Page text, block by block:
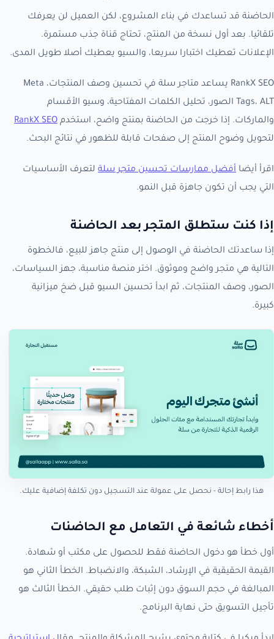
الحاضنة قد تساعدك في بناء المشروع، لكن العميل لن يعرفك
تلقائيا. بعد أول نسخة من المنتج، تحتاج قناة جذب مستمرة.
الإعلانات تعطيك اختبارا سريعا، والسيو يعطيك أصلا طويل المدى.
RankX SEO يساعد متاجر سلة في تحسين وصف المنتجات، Meta
Tags، ALT الصور، تحليل الكلمات المفتاحية، وسيو الأقسام
والماركات. إذا خرجت من الحاضنة بمنتج واضح، استخدم RankX SEO
لتحويل وضوح المنتج إلى صفحات قابلة للظهور في نتائج البحث.
اقرأ أيضا أفضل ممارسات تحسين متجر سلة لتعرف الأساسيات
التي يجب أن تكون جاهزة قبل النمو.
إذا كنت ستطلق المتجر بعد الحاضنة
إذا ساعدتك الحاضنة في الوصول إلى منتج جاهز للبيع، فالخطوة
التالية هي متجر واضح وموثوق. اختر منصة مناسبة، جهز السياسات،
الصور، وصف المنتجات، ثم ابدأ تحسين السيو قبل ضخ ميزانية
كبيرة.
هذا رابط إحالة - نحصل على عمولة عند التسجيل دون تكلفة إضافية عليك.
أخطاء شائعة في التعامل مع الحاضنات
أول خطأ هو دخول الحاضنة فقط للحصول على مكتب أو شهادة.
القيمة الحقيقية في الإرشاد، الشبكة، والانضباط. الخطأ الثاني هو
المبالغة في حجم السوق دون إثبات طلب حقيقي. الخطأ الثالث هو
تأجيل التسويق حتى نهاية البرنامج.